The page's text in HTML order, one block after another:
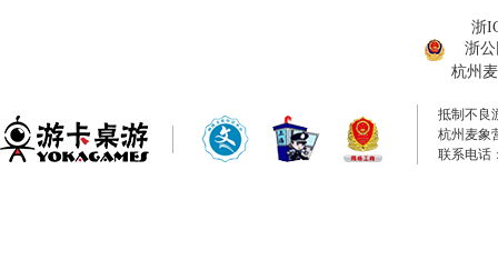
浙
浙公
杭州
抵制不良
杭州麦象
联系电话